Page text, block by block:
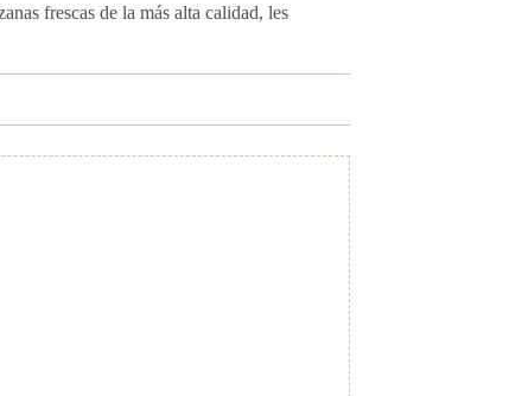
frescas de la más alta calidad, les